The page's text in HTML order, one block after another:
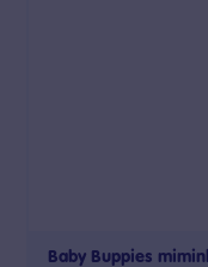
Baby Buppies